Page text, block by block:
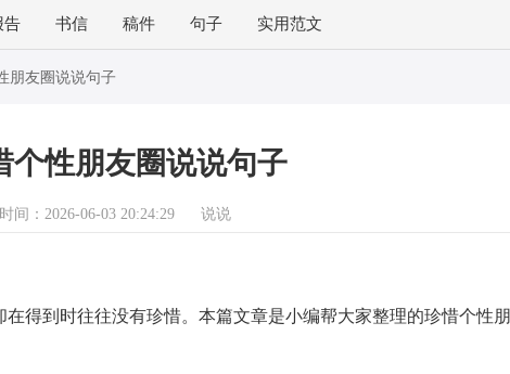
告 书信 稿件 句子 实用范文
朋友圈说说句子
个性朋友圈说说句子
时间：2026-06-03 20:24:29 说说
到时往往没有珍惜。本篇文章是小编帮大家整理的珍惜个性朋